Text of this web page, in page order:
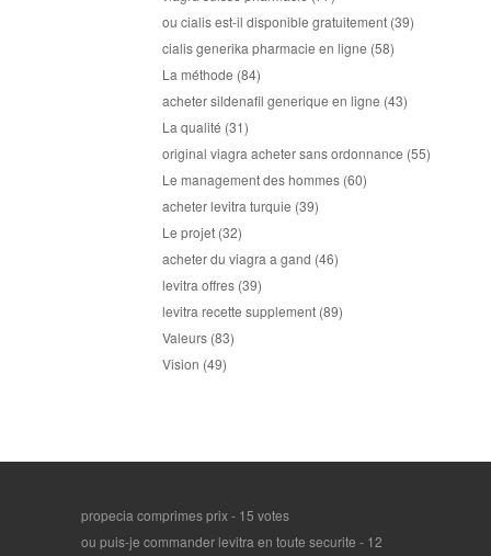
ou cialis est-il disponible gratuitement (39)
cialis generika pharmacie en ligne (58)
La méthode (84)
acheter sildenafil generique en ligne (43)
La qualité (31)
original viagra acheter sans ordonnance (55)
Le management des hommes (60)
acheter levitra turquie (39)
Le projet (32)
acheter du viagra a gand (46)
levitra offres (39)
levitra recette supplement (89)
Valeurs (83)
Vision (49)
propecia comprimes prix- 15 votes
ou puis-je commander levitra en toute securite - 12